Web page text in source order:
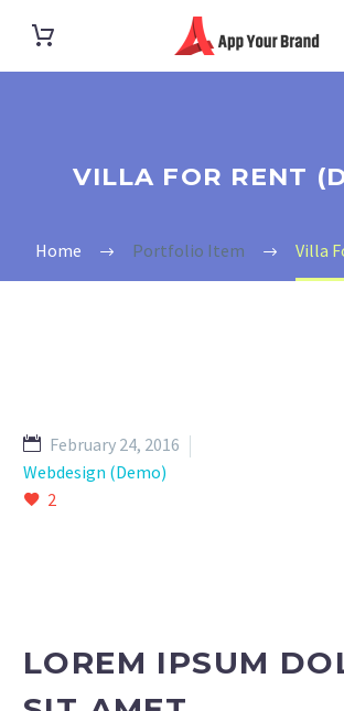
VILLA FOR RENT
Home Portfolio Item Villa
February 24, 2016
Webdesign (Demo)
2
LOREM IPSUM